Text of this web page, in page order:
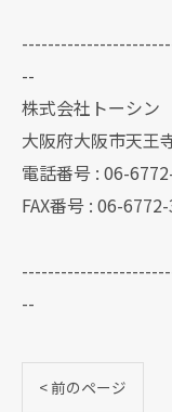
--
株式会社トーシン
大阪府大阪市天王
電話番号 : 06-
FAX番号 : 06-
--
< 前のページ